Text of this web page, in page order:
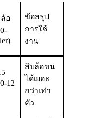
อ
ข้อสรุป
การใช้
งาน
12
สิบล้อขน
ได้เยอะ
กว่าเท่า
ตัว